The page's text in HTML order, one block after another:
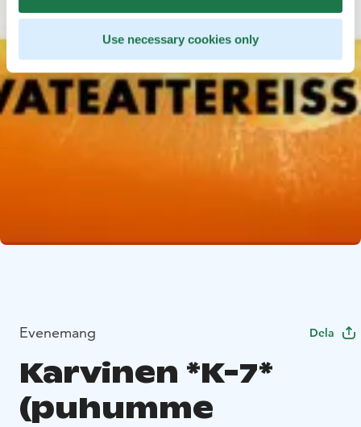
Use necessary cookies only
Evenemang Dela
Karvinen *K-7*
(puhumme